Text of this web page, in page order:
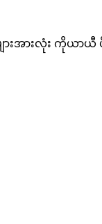
ားအားလုံး ကိုယာယီ